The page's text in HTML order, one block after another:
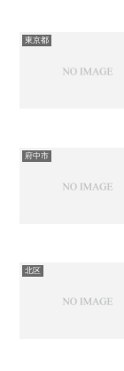
東京都
府中市
北区